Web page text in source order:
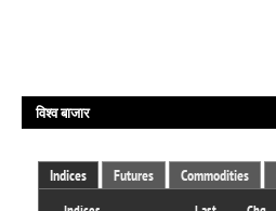
विश्व बाजार